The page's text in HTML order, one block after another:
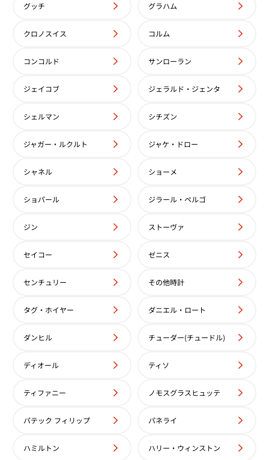
ク 81162/206G-9173
ニー セミフラット 81160/
1,274,000
・コンスタンタン パトリモ
日時点の参考買取価格です
ヴァシュロン・コンスタンタ
参考買取価格
※2026年1月9日時点の参考買
グッチ グラハム
クロノスイス コルム
コンコルド サンローラン
ジェイコブ ジェラルド・ジェンタ
シェルマン シチズン
ジャガー・ルクルト ジャケ・ドロー
シャネル ショーメ
ショパール ジラール・ペルゴ
ジン ストーヴァ
セイコー ゼニス
センチュリー その他時計
タグ・ホイヤー ダニエル・ロート
ダンヒル チューダー(チュードル)
ディオール ティソ
ティファニー ノモスグラスヒュッテ
パテック フィリップ パネライ
ハミルトン ハリー・ウィンストン